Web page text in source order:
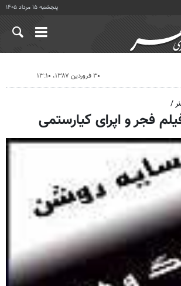
پنجشنبه ۱۵ مرداد ۱۴۰۵
۳۰ فروردین ۱۳۸۷، ۱۳:۱۰
/
فجر و اپرای کیارستمی